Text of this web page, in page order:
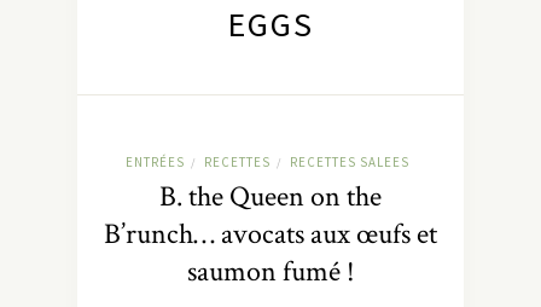
EGGS
ENTRÉES / RECETTES / RECETTES SALEES
B. the Queen on the
B’runch… avocats aux œufs et
saumon fumé !